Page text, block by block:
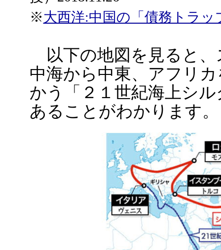
※大西洋:中国の「債務トラッ
以下の地図を見ると、
中海から中東、アフリ
かう「２１世紀海上シ
あることがわかります。